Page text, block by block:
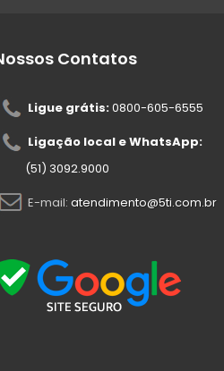
Contatos
Ligue grátis:0800-605-6555
Ligação local e WhatsApp:
(51) 3092.9000
E-mail: atendimento@5ti.com.br